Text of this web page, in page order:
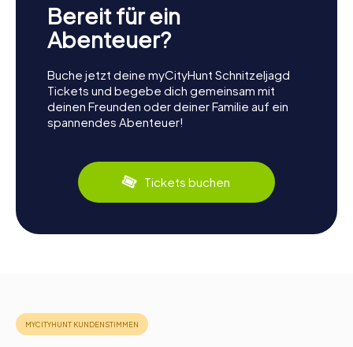
Bereit für ein
Abenteuer?
Buche jetzt deine myCityHunt Schnitzeljagd
Tickets und begebe dich gemeinsam mit
deinen Freunden oder deiner Familie auf ein
spannendes Abenteuer!
Tickets buchen